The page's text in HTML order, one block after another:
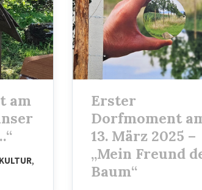
am
KULTUR,
Erster
Dorfmoment
13. März 2025 –
„Mein Freund
Baum“